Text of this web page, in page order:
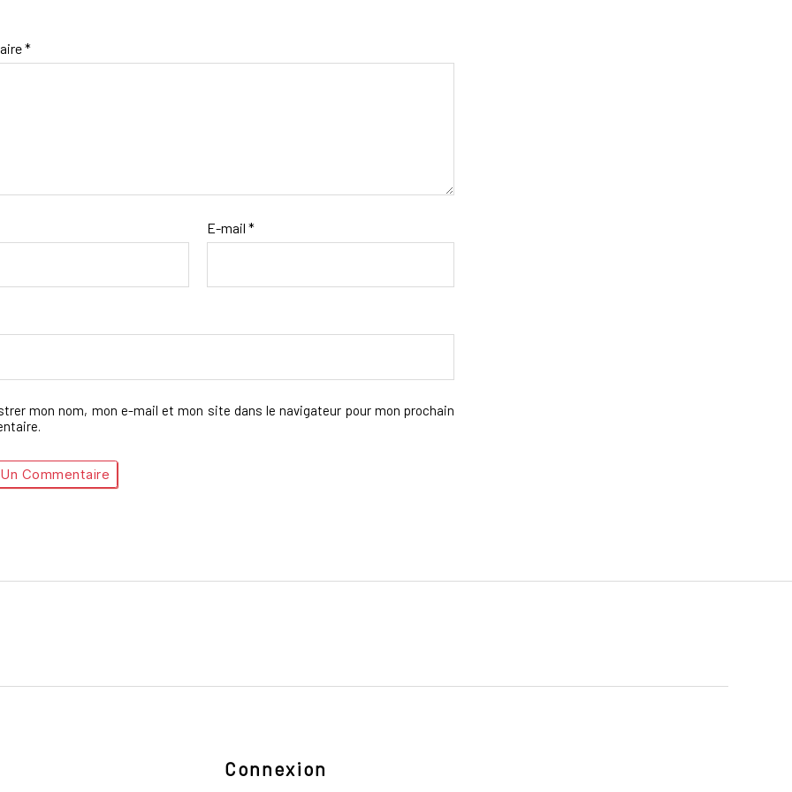
*
E-mail *
mon nom, mon e-mail et mon site dans le navigateur pour mon prochain
Connexion